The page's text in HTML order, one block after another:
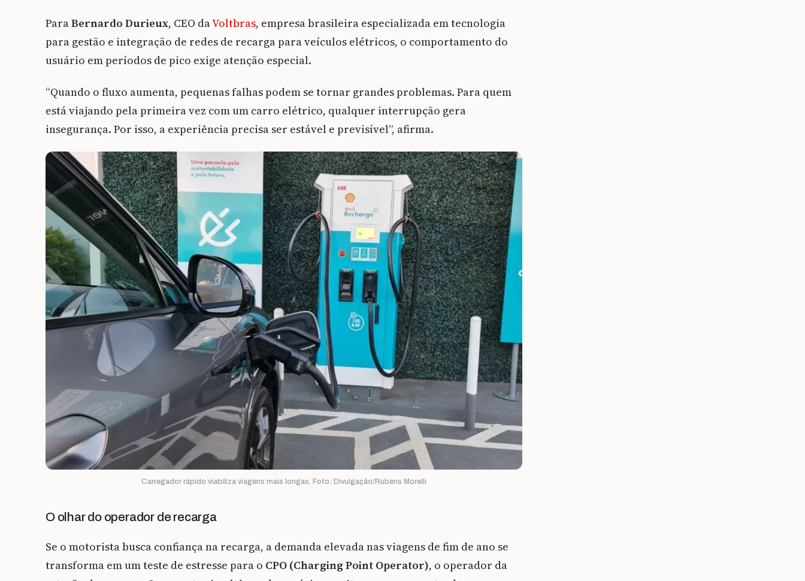
ParaBernardo Durieux, CEO daVoltbras, empresa brasileira especializada em tecnologia
para gestão e integração de redes de recarga para veículos elétricos, o comportamento do
usuário em períodos de pico exige atenção especial.
“Quando o fluxo aumenta, pequenas falhas podem se tornar grandes problemas. Para quem
está viajando pela primeira vez com um carro elétrico, qualquer interrupção gera
insegurança. Por isso, a experiência precisa ser estável e previsível”, afirma.
Carregador rápido viabiliza viagens mais longas. Foto: Divulgação/Rubens Morelli
O olhar do operador de recarga
Se o motorista busca confiança na recarga, a demanda elevada nas viagens de fim de ano se
transforma em um teste de estresse para o CPO (Charging Point Operator), o operador da